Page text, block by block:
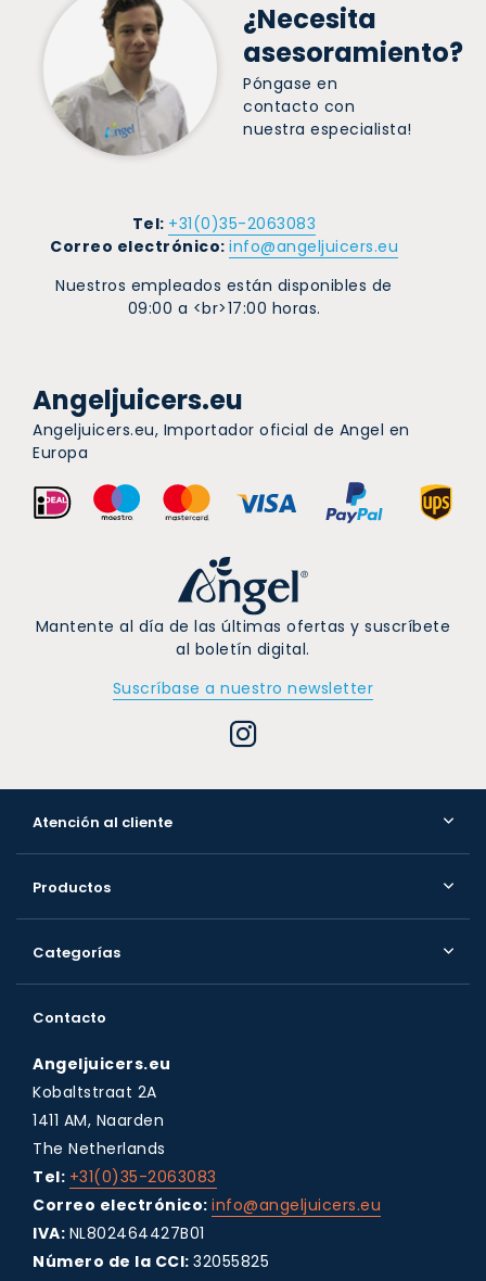
¿Necesita
asesoramiento?
Póngase en
contacto con
nuestra especialista!
Tel: +31(0)35-2063083
Correo electrónico: info@angeljuicers.eu
Nuestros empleados están disponibles de
09:00 a <br>17:00 horas.
Angeljuicers.eu
Angeljuicers.eu, Importador oficial de Angel en
Europa
Mantente al día de las últimas ofertas y suscríbete
al boletín digital.
Suscríbase a nuestro newsletter
Atención al cliente
Productos
Categorías
Contacto
Angeljuicers.eu
Kobaltstraat 2A
1411 AM, Naarden
The Netherlands
Tel: +31(0)35-2063083
Correo electrónico: info@angeljuicers.eu
IVA: NL802464427B01
Número de la CCI: 32055825